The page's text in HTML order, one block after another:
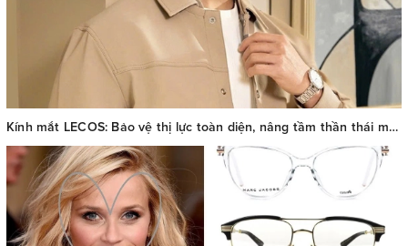
Kính mắt LECOS: Bảo vệ thị lực toàn diện, nâng tầm thần thái mùa hè